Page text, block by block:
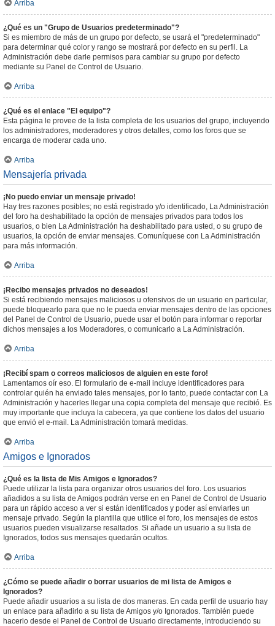
Arriba
¿Qué es un "Grupo de Usuarios predeterminado"?
Si es miembro de más de un grupo por defecto, se usará el "predeterminado"
para determinar qué color y rango se mostrará por defecto en su perfil. La
Administración debe darle permisos para cambiar su grupo por defecto
mediante su Panel de Control de Usuario.
Arriba
¿Qué es el enlace "El equipo"?
Esta página le provee de la lista completa de los usuarios del grupo, incluyendo
los administradores, moderadores y otros detalles, como los foros que se
encarga de moderar cada uno.
Arriba
Mensajería privada
¡No puedo enviar un mensaje privado!
Hay tres razones posibles; no está registrado y/o identificado, La Administración
del foro ha deshabilitado la opción de mensajes privados para todos los
usuarios, o bien La Administración ha deshabilitado para usted, o su grupo de
usuarios, la opción de enviar mensajes. Comuníquese con La Administración
para más información.
Arriba
¡Recibo mensajes privados no deseados!
Si está recibiendo mensajes maliciosos u ofensivos de un usuario en particular,
puede bloquearlo para que no le pueda enviar mensajes dentro de las opciones
del Panel de Control de Usuario, puede usar el botón para informar o reportar
dichos mensajes a los Moderadores, o comunicarlo a La Administración.
Arriba
¡Recibí spam o correos maliciosos de alguien en este foro!
Lamentamos oír eso. El formulario de e-mail incluye identificadores para
controlar quién ha enviado tales mensajes, por lo tanto, puede contactar con La
Administración y hacerles llegar una copia completa del mensaje que recibió. Es
muy importante que incluya la cabecera, ya que contiene los datos del usuario
que envió el e-mail. La Administración tomará medidas.
Arriba
Amigos e Ignorados
¿Qué es la lista de Mis Amigos e Ignorados?
Puede utilizar la lista para organizar otros usuarios del foro. Los usuarios
añadidos a su lista de Amigos podrán verse en en Panel de Control de Usuario
para un rápido acceso a ver si están identificados y poder así enviarles un
mensaje privado. Según la plantilla que utilice el foro, los mensajes de estos
usuarios pueden visualizarse resaltados. Si añade un usuario a su lista de
Ignorados, todos sus mensajes quedarán ocultos.
Arriba
¿Cómo se puede añadir o borrar usuarios de mi lista de Amigos e
Ignorados?
Puede añadir usuarios a su lista de dos maneras. En cada perfil de usuario hay
un enlace para añadirlo a su lista de Amigos y/o Ignorados. También puede
hacerlo desde el Panel de Control de Usuario directamente, introduciendo su